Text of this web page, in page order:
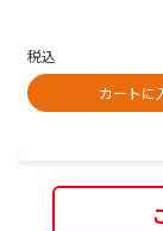
税込
カートに